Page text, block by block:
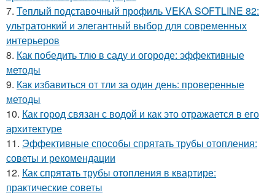
7. Теплый подставочный профиль VEKA SOFTLINE 82:
ультратонкий и элегантный выбор для современных
интерьеров
8. Как победить тлю в саду и огороде: эффективные
методы
9. Как избавиться от тли за один день: проверенные
методы
10. Как город связан с водой и как это отражается в его
архитектуре
11. Эффективные способы спрятать трубы отопления:
советы и рекомендации
12. Как спрятать трубы отопления в квартире:
практические советы